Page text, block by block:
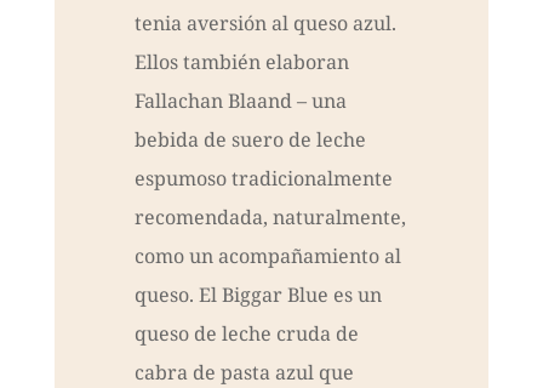
tenia aversión al queso azul.
Ellos también elaboran
Fallachan Blaand – una
bebida de suero de leche
espumoso tradicionalmente
recomendada, naturalmente,
como un acompañamiento al
queso. El Biggar Blue es un
queso de leche cruda de
cabra de pasta azul que